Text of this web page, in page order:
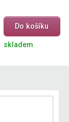
Do košíku
skladem